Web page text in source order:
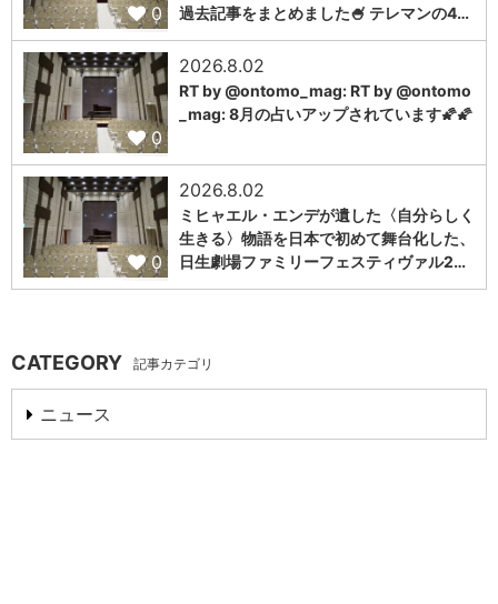
0
過去記事をまとめました🍧 テレマンの4…
0
2026.8.02
RT by @ontomo_mag: RT by @ontomo
_mag: 8月の占いアップされています🌠🌠
0
2026.8.02
ミヒャエル・エンデが遺した〈自分らしく
生きる〉物語を日本で初めて舞台化した、
日生劇場ファミリーフェスティヴァル2…
CATEGORY 記事カテゴリ
ニュース